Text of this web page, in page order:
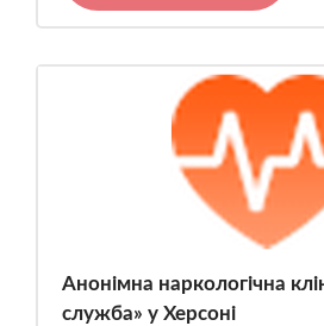
Анонімна наркологічна
служба» у Херсоні